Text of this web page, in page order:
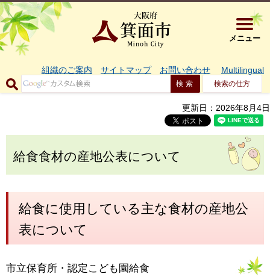
大阪府箕
メニュー
組織のご案内 サイトマップ お問い合わせ Multilingual
検索の仕方
更新日：2026年8月4日
給食食材の産地公表について
給食に使用している主な食材の産地公
表について
市立保育所・認定こども園給食